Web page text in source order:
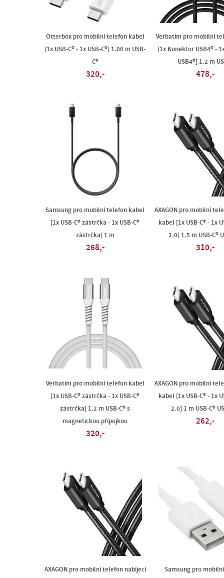
Otterbox pro mobilní telefon kabel
[1x USB-C® - 1x USB-C®] 1.00 m USB-
C®
320,-
Verbatim pro mobilní
[1x Konektor USB4® -
USB4®] 1.2 m
478,-
Samsung pro mobilní telefon kabel
[1x USB-C® zástrčka - 1x USB-C®
zástrčka] 1 m
268,-
AXAGON pro mobilní
kabel [1x USB-C® - 1x
2.0] 1.5 m USB-C®
310,-
Verbatim pro mobilní telefon kabel
[1x USB-C® zástrčka - 1x USB-C®
zástrčka] 1.2 m USB-C® s
magnetickou přípojkou
320,-
AXAGON pro mobilní
kabel [1x USB-C® - 1x
2.0] 1 m USB-C®
262,-
AXAGON pro mobilní telefon nabíjecí Samsung pro